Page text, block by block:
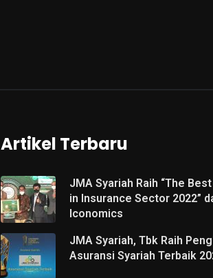
Artikel Terbaru
JMA Syariah Raih “The
in Insurance Sector 2022”
Iconomics
JMA Syariah, Tbk Raih
Asuransi Syariah Terbaik